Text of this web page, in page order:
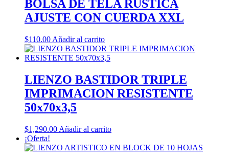
BOLSA DE TELA RUSTICA
AJUSTE CON CUERDA XXL
$110.00 Añadir al carrito
LIENZO BASTIDOR TRIPLE
IMPRIMACION RESISTENTE
50x70x3,5
$1,290.00 Añadir al carrito
¡Oferta!